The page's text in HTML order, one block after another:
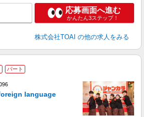
応募画面へ進む
かんたん3ステップ！
株式会社TOAI の他の求人をみる
パート
language